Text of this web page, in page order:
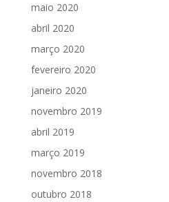
maio 2020
abril 2020
março 2020
fevereiro 2020
janeiro 2020
novembro 2019
abril 2019
março 2019
novembro 2018
outubro 2018